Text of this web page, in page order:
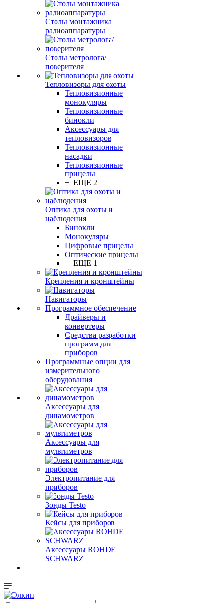
Столы монтажника
радиоаппаратуры
Столы метролога/
поверителя
Тепловизоры для охоты
Тепловизионные
монокуляры
Тепловизионные
бинокли
Аксессуары для
тепловизоров
Тепловизионные
насадки
Тепловизионные
прицелы
+ ЕЩЕ 2
Оптика для охоты и
наблюдения
Бинокли
Монокуляры
Цифровые прицелы
Оптические прицелы
+ ЕЩЕ 1
Крепления и кронштейны
Навигаторы
Программное обеспечение
Драйверы и
конвертеры
Средства разработки
программ для
приборов
Программные опции для
измерительного
оборудования
Аксессуары для
динамометров
Аксессуары для
мультиметров
Электропитание для
приборов
Зонды Testo
Кейсы для приборов
Аксессуары ROHDE
SCHWARZ